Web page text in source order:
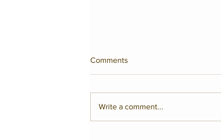
Seguim en marxa!
Comments
Write a comment...